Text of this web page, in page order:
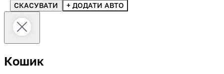
СКАСУВАТИ
+ ДОДАТИ АВТО
Кошик